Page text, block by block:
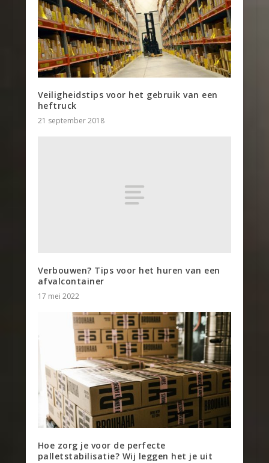
Veiligheidstips voor het gebruik van een
heftruck
21 september 2018
Verbouwen? Tips voor het huren van een
afvalcontainer
17 mei 2022
Hoe zorg je voor de perfecte
palletstabilisatie? Wij leggen het je uit